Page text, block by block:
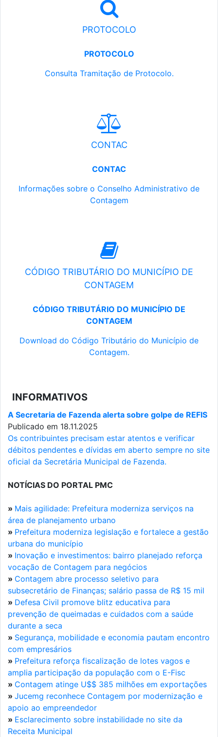
PROTOCOLO
PROTOCOLO
Consulta Tramitação de Protocolo.
CONTAC
CONTAC
Informações sobre o Conselho Administrativo de
Contagem
CÓDIGO TRIBUTÁRIO DO MUNICÍPIO DE
CONTAGEM
CÓDIGO TRIBUTÁRIO DO MUNICÍPIO DE
CONTAGEM
Download do Código Tributário do Município de
Contagem.
INFORMATIVOS
A Secretaria de Fazenda alerta sobre golpe de REFIS
Publicado em 18.11.2025
Os contribuintes precisam estar atentos e verificar
débitos pendentes e dívidas em aberto sempre no site
oficial da Secretária Municipal de Fazenda.
NOTÍCIAS DO PORTAL PMC
» Mais agilidade: Prefeitura moderniza serviços na
área de planejamento urbano
» Prefeitura moderniza legislação e fortalece a gestão
urbana do município
» Inovação e investimentos: bairro planejado reforça
vocação de Contagem para negócios
» Contagem abre processo seletivo para
subsecretário de Finanças; salário passa de R$ 15 mil
» Defesa Civil promove blitz educativa para
prevenção de queimadas e cuidados com a saúde
durante a seca
» Segurança, mobilidade e economia pautam encontro
com empresários
» Prefeitura reforça fiscalização de lotes vagos e
amplia participação da população com o E-Fisc
» Contagem atinge U$$ 385 milhões em exportações
» Jucemg reconhece Contagem por modernização e
apoio ao empreendedor
» Esclarecimento sobre instabilidade no site da
Receita Municipal